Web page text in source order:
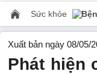
Sức khỏe
Xuất bản ngày 08/05/
Phát hiện